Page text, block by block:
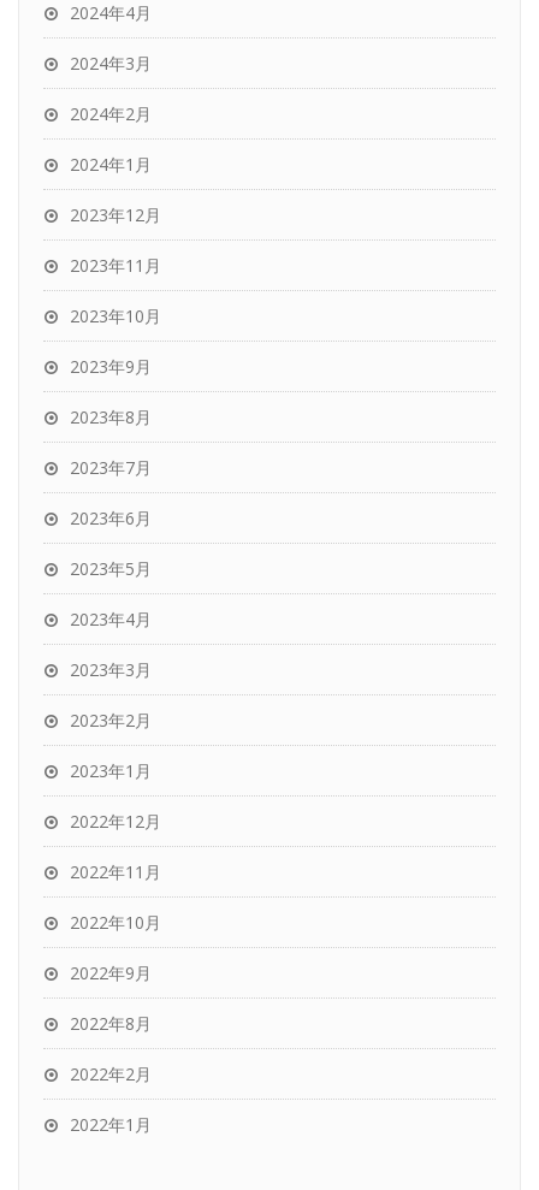
2024年4月
2024年3月
2024年2月
2024年1月
2023年12月
2023年11月
2023年10月
2023年9月
2023年8月
2023年7月
2023年6月
2023年5月
2023年4月
2023年3月
2023年2月
2023年1月
2022年12月
2022年11月
2022年10月
2022年9月
2022年8月
2022年2月
2022年1月